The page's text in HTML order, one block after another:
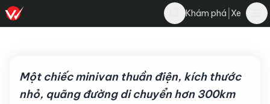
Khám phá Xe
12 tháng 5, 2025·5 phút đọc· 5K
Bình luận
Một chiếc minivan thuần điện, kích thước
nhỏ, quãng đường di chuyển hơn 300km